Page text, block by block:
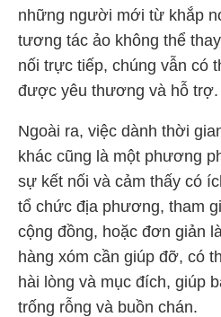
những người mới từ khắp
tương tác ảo không thể
nối trực tiếp, chúng vẫn có
được yêu thương và hỗ trợ.
Ngoài ra, việc dành thời
khác cũng là một phương
sự kết nối và cảm thấy có
tổ chức địa phương, tham
cộng đồng, hoặc đơn giản
hàng xóm cần giúp đỡ, có
hài lòng và mục đích, giúp
trống rỗng và buồn chán.